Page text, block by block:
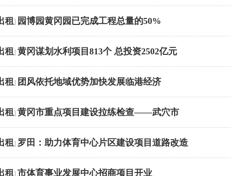
租] 园博园黄冈园已完成工程总量的50%
租] 黄冈谋划水利项目813个 总投资2502亿元
租] 团风依托地域优势加快发展临港经济
租] 黄冈市重点项目建设拉练检查——武穴市
租] 罗田：助力体育中心片区建设项目道路改造
租] 市体育事业发展中心招商项目开业